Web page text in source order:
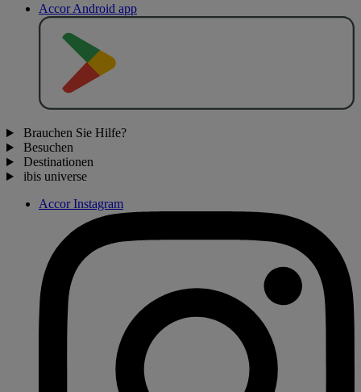
Accor Android app
Brauchen Sie Hilfe?
Besuchen
Destinationen
ibis universe
Accor Instagram